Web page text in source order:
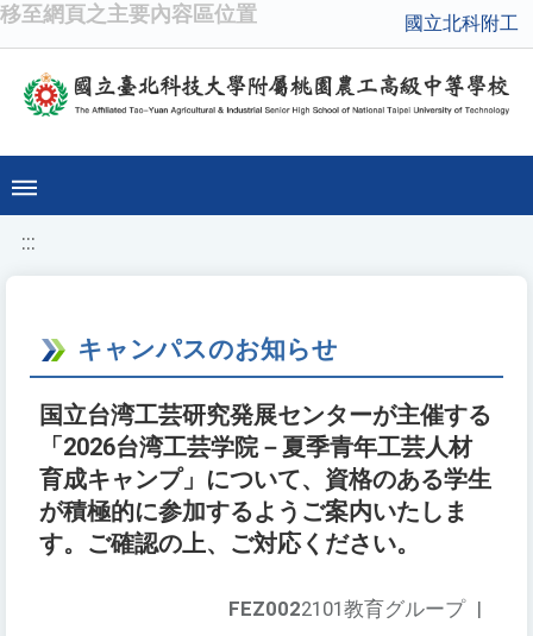
移至網頁之主要內容區位置 國立北科附工
:::
キャンパスのお知らせ
国立台湾工芸研究発展センターが主催する
「2026台湾工芸学院－夏季青年工芸人材
育成キャンプ」について、資格のある学生
が積極的に参加するようご案内いたしま
す。ご確認の上、ご対応ください。
FEZ0022101教育グループ |